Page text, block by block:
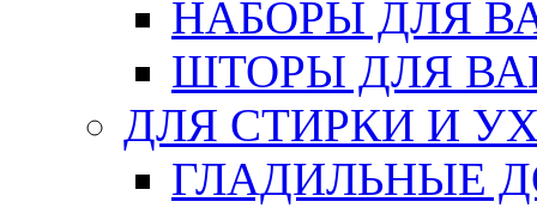
НАБОРЫ ДЛЯ
ШТОРЫ ДЛЯ
ДЛЯ СТИРКИ И
ГЛАДИЛЬНЫЕ